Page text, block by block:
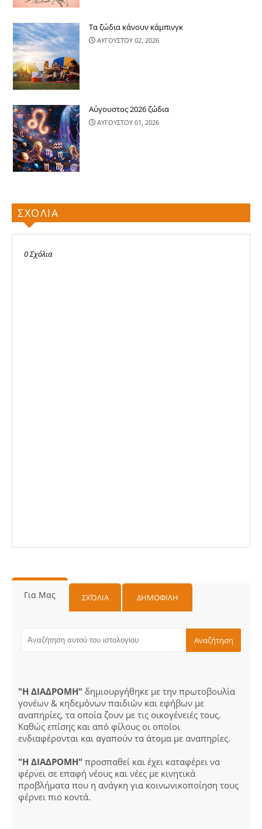
Τα ζώδια κάνουν κάμπινγκ
ΑΥΓΟΥΣΤΟΥ 02, 2026
Αύγουστος 2026 ζώδια
ΑΥΓΟΥΣΤΟΥ 01, 2026
ΣΧΟΛΙΑ
0 Σχόλια
Για Μας ΣΧΌΛΙΑ ΔΗΜΟΦΙΛΗ
"Η ΔΙΑΔΡΟΜΗ" δημιουργήθηκε με την πρωτοβουλία
γονέων & κηδεμόνων παιδιών και εφήβων με
αναπηρίες, τα οποία ζουν με τις οικογένειές τους.
Καθώς επίσης και από φίλους οι οποίοι
ενδιαφέρονται και αγαπούν τα άτομα με αναπηρίες.
"Η ΔΙΑΔΡΟΜΗ" προσπαθεί και έχει καταφέρει να
φέρνει σε επαφή νέους και νέες με κινητικά
προβλήματα που η ανάγκη για κοινωνικοποίηση τους
φέρνει πιο κοντά.